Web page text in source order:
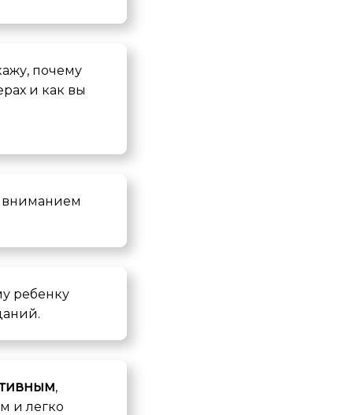
почему
и как вы
вниманием
ребенку
,
и легко